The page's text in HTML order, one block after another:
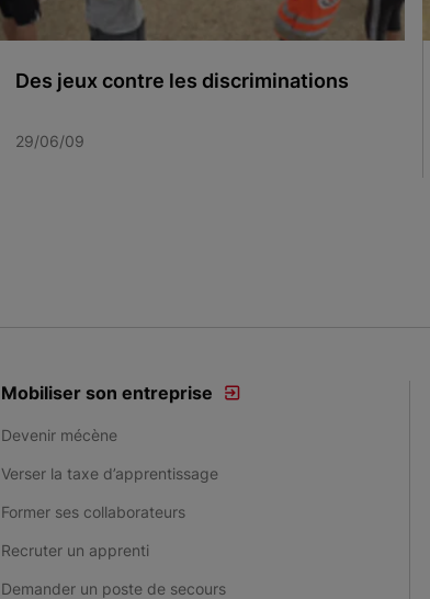
Des jeux contre les discriminations
29/06/09
Mobiliser son entreprise
Devenir mécène
Verser la taxe d’apprentissage
Former ses collaborateurs
Recruter un apprenti
Demander un poste de secours